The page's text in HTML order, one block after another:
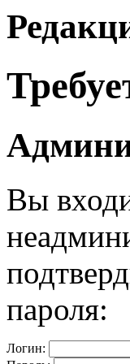
Вы
пароля:
Логин: